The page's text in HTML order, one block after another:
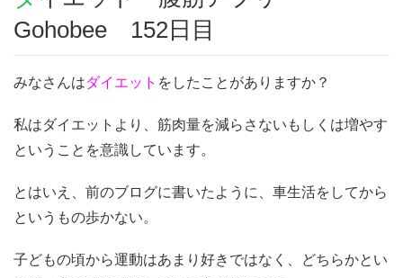
Gohobee 152日目
みなさんはダイエット をしたことがありますか？
私はダイエットより、筋肉量を減らさないもしくは増やす
ということを意識しています。
とはいえ、前のブログに書いたように、車生活をしてから
というもの歩かない。
子どもの頃から運動はあまり好きではなく、どちらかとい